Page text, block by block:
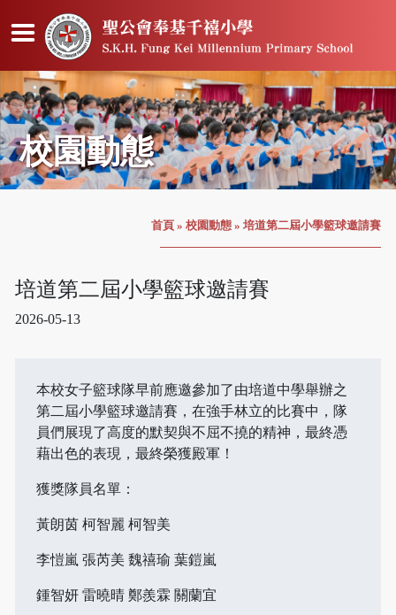
校園動態
首頁 » 校園動態 » 培道第二屆小學籃球邀請賽
培道第二屆小學籃球邀請賽
2026-05-13
本校女子籃球隊早前應邀參加了由培道中學舉辦之
第二屆小學籃球邀請賽，在強手林立的比賽中，隊
員們展現了高度的默契與不屈不撓的精神，最終憑
藉出色的表現，最終榮獲殿軍！
獲獎隊員名單：
黃朗茵 柯智麗 柯智美
李愷嵐 張芮美 魏禧瑜 葉鎧嵐
鍾智妍 雷曉晴 鄭羨霖 關蘭宜